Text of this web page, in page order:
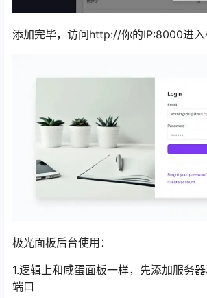
添加完毕，访问http://你的IP:8000进入
极光面板后台使用：
1.逻辑上和咸蛋面板一样，先添加服务
端口